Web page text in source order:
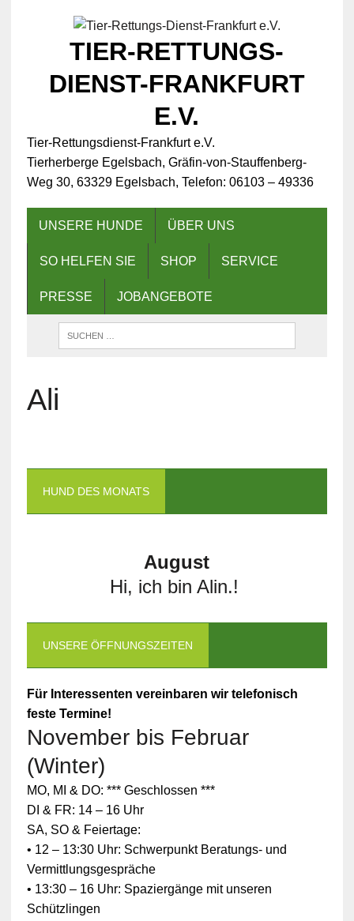
TIER-RETTUNGS-
DIENST-FRANKFURT
E.V.
Tier-Rettungsdienst-Frankfurt e.V.
Tierherberge Egelsbach, Gräfin-von-Stauffenberg-
Weg 30, 63329 Egelsbach, Telefon: 06103 – 49336
UNSERE HUNDE ÜBER UNS
SO HELFEN SIE SHOP SERVICE
PRESSE JOBANGEBOTE
Ali
HUND DES MONATS
August
Hi, ich bin Alin.!
UNSERE ÖFFNUNGSZEITEN
Für Interessenten vereinbaren wir telefonisch
feste Termine!
November bis Februar
(Winter)
MO, MI & DO: *** Geschlossen ***
DI & FR: 14 – 16 Uhr
SA, SO & Feiertage:
• 12 – 13:30 Uhr: Schwerpunkt Beratungs- und
Vermittlungsgespräche
• 13:30 – 16 Uhr: Spaziergänge mit unseren
Schützlingen